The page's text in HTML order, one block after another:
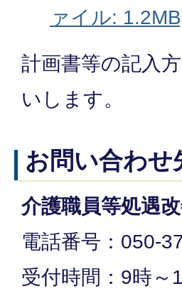
ァイル:
計画書等の記入
いします。
お問い合わせ
介護職員等処遇
電話番号：050-
受付時間：9時～